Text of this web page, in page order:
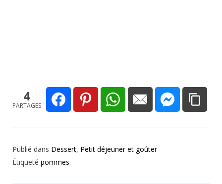
4
PARTAGES
Publié dans Dessert, Petit déjeuner et goûter
Étiqueté pommes